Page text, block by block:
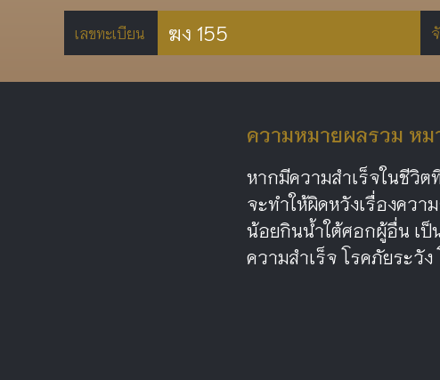
เลขทะเบียน ฆง 155
ความหมายผลรวม หม
หากมีความสำเร็จในชีวิต
จะทำให้ผิดหวังเรื่องควา
น้อยกินน้ำใต้ศอกผู้อื่น เ
ความสำเร็จ โรคภัยระวั